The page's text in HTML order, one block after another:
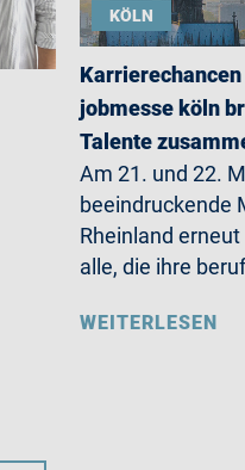
KÖLN
jobmesse köln
Talente
Am 21. und 22.
beeindruckende
Rheinland
alle, die ihre
WEITERLESEN